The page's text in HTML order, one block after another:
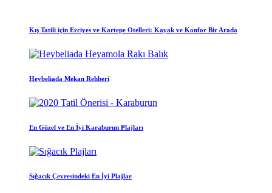
Kış Tatili için Erciyes ve Kartepe Otelleri: Kayak ve Konfor Bir Arada
Heybeliada Mekan Rehberi
En Güzel ve En İyi Karaburun Plajları
Sığacık Çevresindeki En İyi Plajlar